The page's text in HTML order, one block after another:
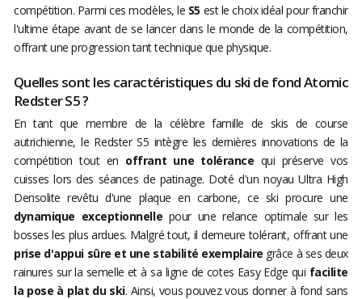
compétition. Parmi ces modèles, le S5 est le choix idéal pour franchir
l'ultime étape avant de se lancer dans le monde de la compétition,
offrant une progression tant technique que physique.
Quelles sont les caractéristiques du ski de fond Atomic
Redster S5 ?
En tant que membre de la célèbre famille de skis de course
autrichienne, le Redster S5 intègre les dernières innovations de la
compétition tout en offrant une tolérance qui préserve vos
cuisses lors des séances de patinage. Doté d'un noyau Ultra High
Densolite revêtu d'une plaque en carbone, ce ski procure une
dynamique exceptionnelle pour une relance optimale sur les
bosses les plus ardues. Malgré tout, il demeure tolérant, offrant une
prise d'appui sûre et une stabilité exemplaire grâce à ses deux
rainures sur la semelle et à sa ligne de cotes Easy Edge qui facilite
la pose à plat du ski. Ainsi, vous pouvez vous donner à fond sans